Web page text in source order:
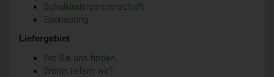
Schulkinderpartnerschaft
Sponsoring
Liefergebiet
Wo Sie uns finden
Wohin liefern wir?